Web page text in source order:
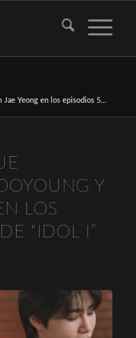
Yeong en los episodios 5...
Y
LOS
“IDOL I”